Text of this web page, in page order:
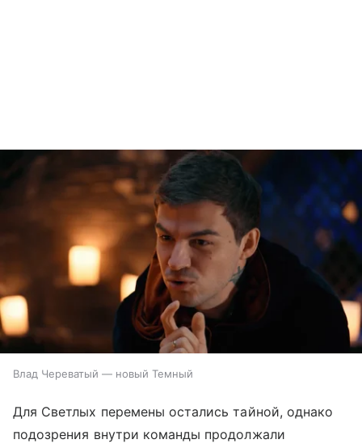
Влад Череватый — новый Темный
Для Светлых перемены остались тайной, однако
подозрения внутри команды продолжали